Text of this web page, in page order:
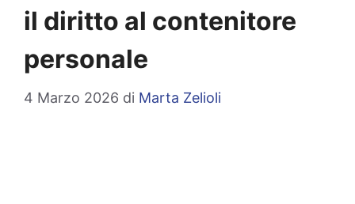
il diritto al contenitore
personale
4 Marzo 2026 di Marta Zelioli